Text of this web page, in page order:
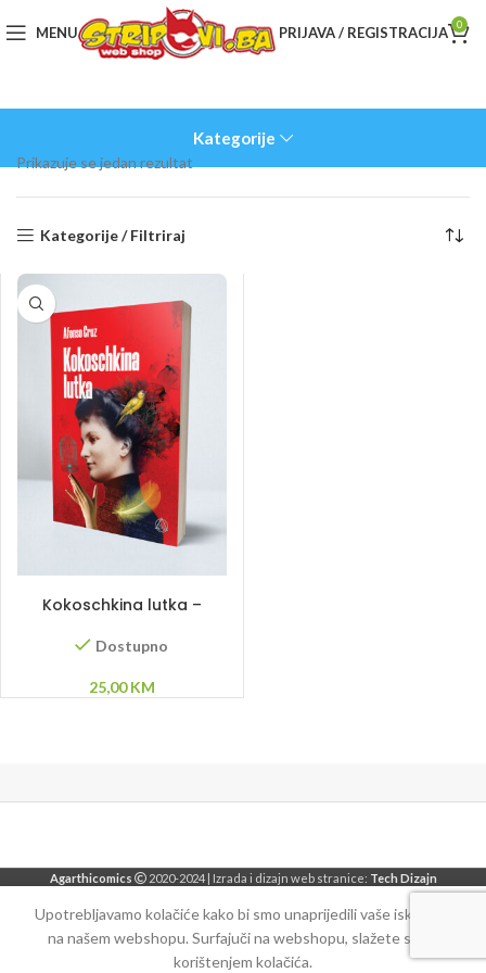
MENU PRIJAVA / REGISTRACIJA 0
Kategorije
Prikazuje se jedan rezultat
Kategorije / Filtriraj
Kokoschkina lutka –
Dostupno
25,00KM
Agarthicomics 2020-2024 | Izrada i dizajn web stranice: Tech Dizajn
Upotrebljavamo kolačiće kako bi smo unaprijedili vaše iskustvo
na našem webshopu. Surfajuči na webshopu, slažete se sa
korištenjem kolačića.